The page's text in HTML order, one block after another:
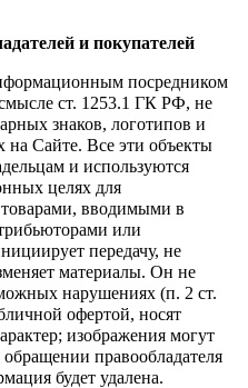
и покупателей
посредником
ст. 1253.1 ГК РФ, не
знаков, логотипов и
на Сайте. Все эти объекты
и используются
целях для
товарами, вводимыми в
или
передачу, не
материалы. Он не
нарушениях (п. 2 ст.
офертой, носят
изображения могут
правообладателя
будет удалена.